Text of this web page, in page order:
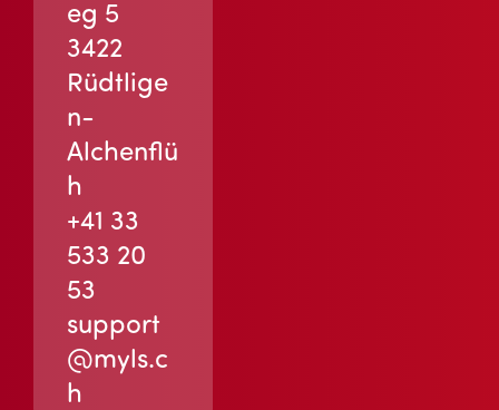
eg 5
3422
Rüdtlige
n-
Alchenflü
h
+41 33
533 20
53
support
@myls.c
h